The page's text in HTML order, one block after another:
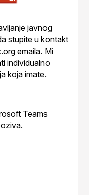
javnog
stupite u kontakt
emaila. Mi
individualno
koja imate.
Teams